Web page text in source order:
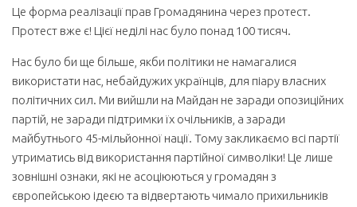
Це форма реалізації прав Громадянина через протест.
Протест вже є! Цієї неділі нас було понад 100 тисяч.
Нас було би ще більше, якби політики не намагалися
використати нас, небайдужих українців, для піару власних
політичних сил. Ми вийшли на Майдан не заради опозиційних
партій, не заради підтримки їх очільників, а заради
майбутнього 45-мільйонної нації. Тому закликаємо всі партії
утриматись від використання партійної символіки! Це лише
зовнішні ознаки, які не асоціюються у громадян з
європейською ідеєю та відвертають чимало прихильників